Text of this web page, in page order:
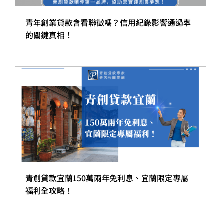
青年創業貸款會看聯徵嗎？信用紀錄影響通過率
的關鍵真相！
青創貸款宜蘭150萬兩年免利息、宜蘭限定專屬
福利全攻略！